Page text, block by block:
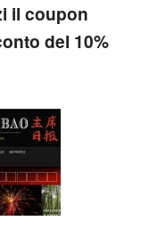
il coupon
del 10%